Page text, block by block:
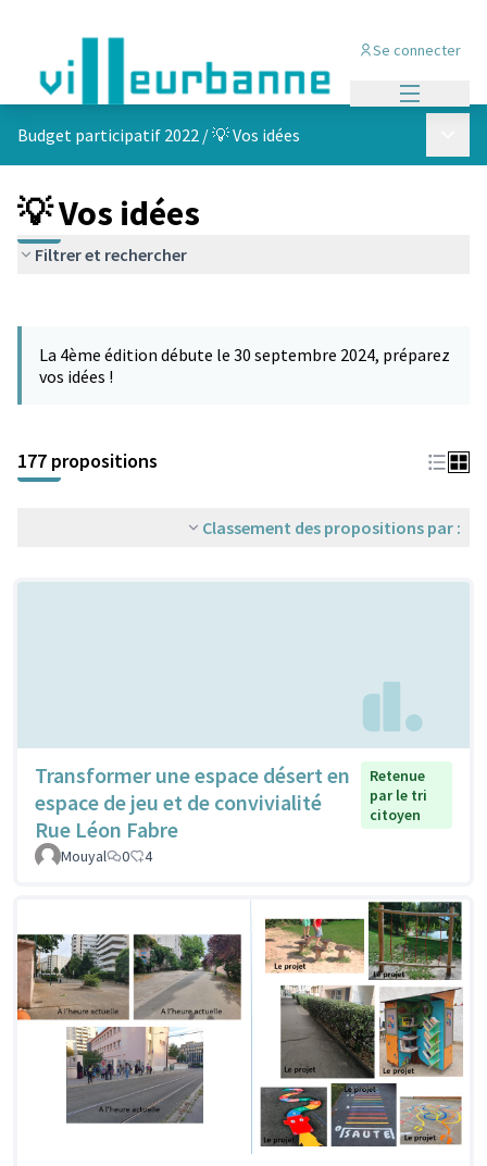
Se connecter
Budget participatif 2022 /💡 Vos idées
💡 Vos idées
Filtrer et rechercher
−
La 4ème édition débute le 30 septembre 2024, préparez
vos idées !
177 propositions
Classement des propositions par :
Transformer une espace désert en
espace de jeu et de convivialité
Rue Léon Fabre
Retenue
par le tri
citoyen
Mouyal 0 4